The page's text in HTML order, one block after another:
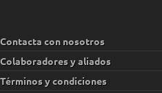
Contacta con nosotros
Colaboradores y aliados
Términos y condiciones